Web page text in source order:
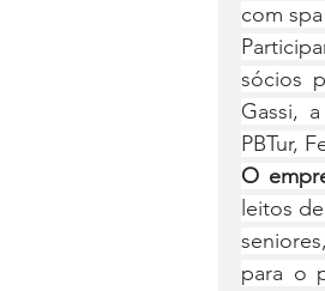
com
sócios
Gassi,
PBTur,
O
leitos
para o